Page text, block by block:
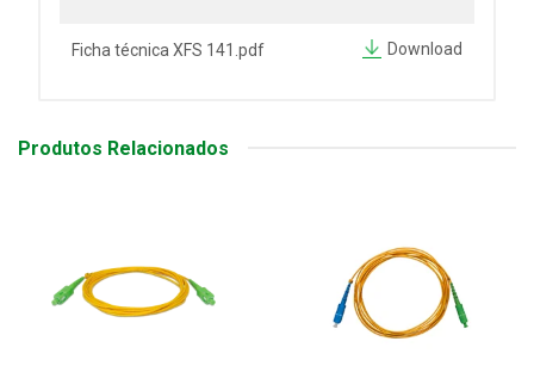
Ficha técnica XFS 141.pdf Download
Produtos Relacionados